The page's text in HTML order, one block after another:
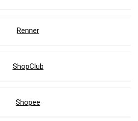
Renner
ShopClub
Shopee